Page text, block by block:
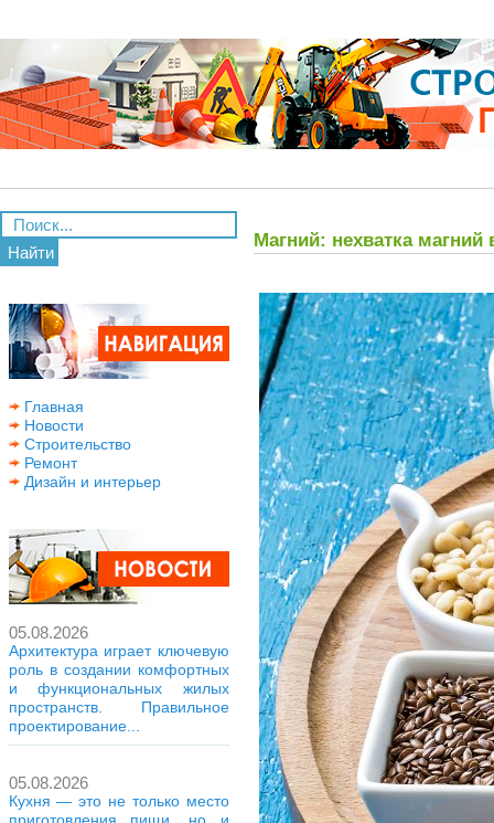
Найти
Главная
Новости
Строительство
Ремонт
Дизайн и интерьер
05.08.2026
Архитектура играет ключевую
роль в создании комфортных
и функциональных жилых
пространств. Правильное
проектирование...
05.08.2026
Кухня — это не только место
Магний: нехватка магний